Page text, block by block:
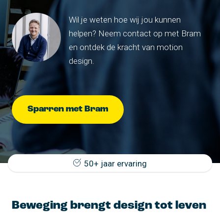
Wil je weten hoe wij jou kunnen
helpen? Neem contact op met Bram
en ontdek de kracht van motion
design.
Sparren met Bram
50+ jaar ervaring
Beweging brengt design tot leven